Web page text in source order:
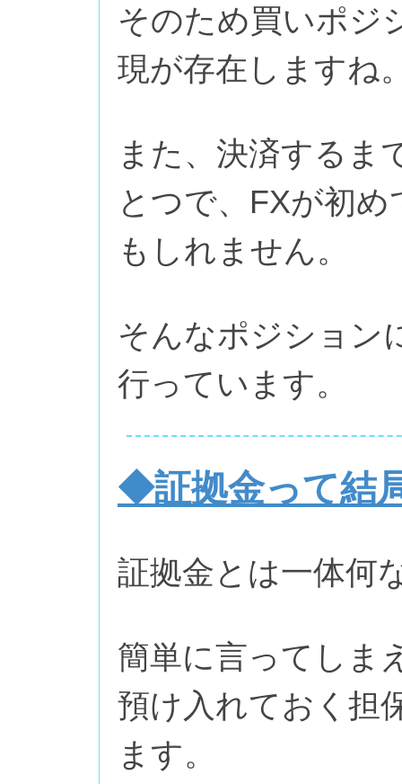
そのため買いポジ
現が存在しますね
また、決済するま
とつで、FXが初
もしれません。
そんなポジション
行っています。
◆証拠金って結
証拠金とは一体何
簡単に言ってしま
預け入れておく担
ます。